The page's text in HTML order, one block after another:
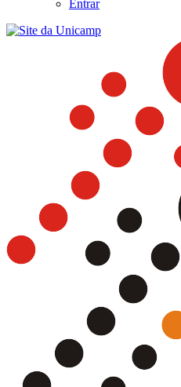
Entrar